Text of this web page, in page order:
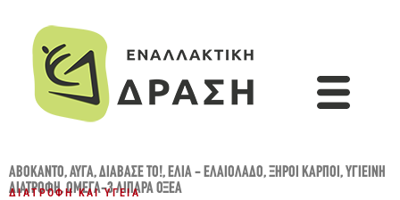
ΑΒΟΚΆΝΤΟ,ΑΥΓΆ,ΔΙΆΒΑΣΈ ΤΟ!,ΕΛΙΆ - ΕΛΑΙΌΛΑΔΟ,ΞΗΡΟΊ ΚΑΡΠΟΊ,ΥΓΙΕΙΝΉ
ΔΙΑΤΡΟΦΉ,ΩΜΈΓΑ-3 ΛΙΠΑΡΆ ΟΞΈΑ
ΔΙΑΤΡΟΦΉ ΚΑΙ ΥΓΕΊΑ